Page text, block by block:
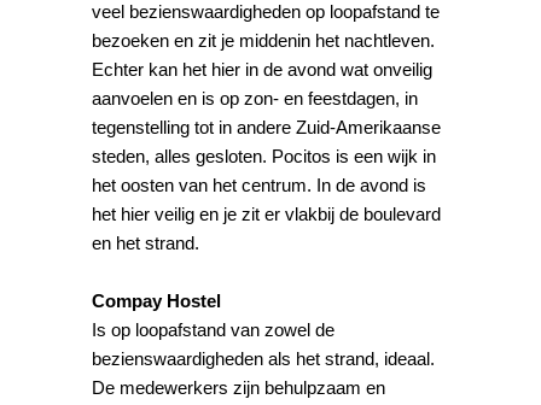
veel bezienswaardigheden op loopafstand te
bezoeken en zit je middenin het nachtleven.
Echter kan het hier in de avond wat onveilig
aanvoelen en is op zon- en feestdagen, in
tegenstelling tot in andere Zuid-Amerikaanse
steden, alles gesloten. Pocitos is een wijk in
het oosten van het centrum. In de avond is
het hier veilig en je zit er vlakbij de boulevard
en het strand.
Compay Hostel
Is op loopafstand van zowel de
bezienswaardigheden als het strand, ideaal.
De medewerkers zijn behulpzaam en